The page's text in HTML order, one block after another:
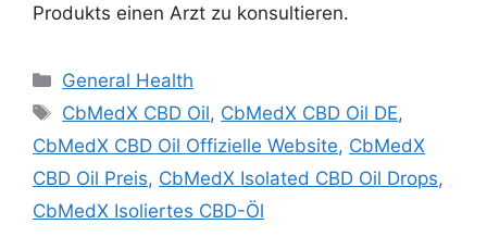
Produkts einen Arzt zu konsultieren.
Categories
General Health
Tags
CbMedX CBD Oil, CbMedX CBD Oil DE,
CbMedX CBD Oil Offizielle Website, CbMedX
CBD Oil Preis, CbMedX Isolated CBD Oil Drops,
CbMedX Isoliertes CBD-Öl